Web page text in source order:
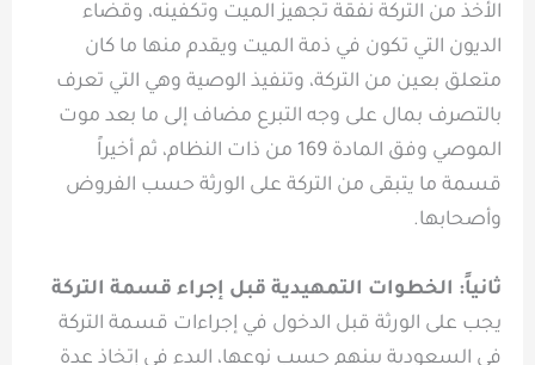
الأخذ من التركة نفقة تجهيز الميت وتكفينه، وقضاء
الديون التي تكون في ذمة الميت ويقدم منها ما كان
متعلق بعين من التركة، وتنفيذ الوصية وهي التي تعرف
بالتصرف بمال على وجه التبرع مضاف إلى ما بعد موت
الموصي وفق المادة 169 من ذات النظام، ثم أخيراً
قسمة ما يتبقى من التركة على الورثة حسب الفروض
وأصحابها.
ثانياً: الخطوات التمهيدية قبل إجراء قسمة التركة
يجب على الورثة قبل الدخول في إجراءات قسمة التركة
في السعودية بينهم حسب نوعها، البدء في إتخاذ عدة